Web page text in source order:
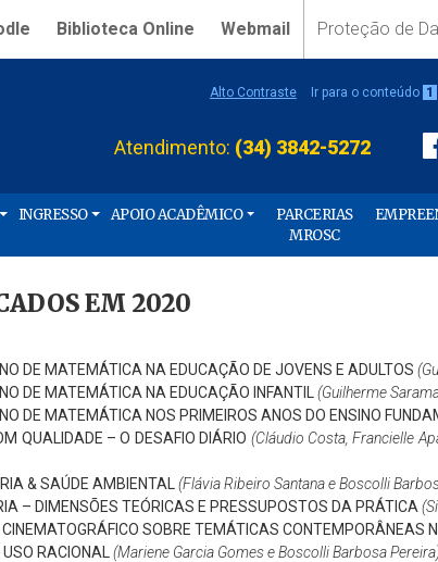
Biblioteca Online Webmail Proteção de
Alto Contraste Ir para o conteúdo 1
Atendimento: (34) 3842-5272
INGRESSO APOIO ACADÊMICO
PARCERIAS
MROSC
EM 2020
DE MATEMÁTICA NA EDUCAÇÃO DE JOVENS E ADULTOS
DE MATEMÁTICA NA EDUCAÇÃO INFANTIL
(Guilherme
DE MATEMÁTICA NOS PRIMEIROS ANOS DO ENSINO
QUALIDADE – O DESAFIO DIÁRIO (Cláudio Costa, Francielle
& SAÚDE AMBIENTAL
(Flávia Ribeiro Santana e Boscolli
– DIMENSÕES TEÓRICAS E PRESSUPOSTOS DA PRÁTICA
SOBRE TEMÁTICAS CONTEMPORÂNEAS
RACIONAL
(Mariene Garcia Gomes eBoscolli Barbosa Pereira